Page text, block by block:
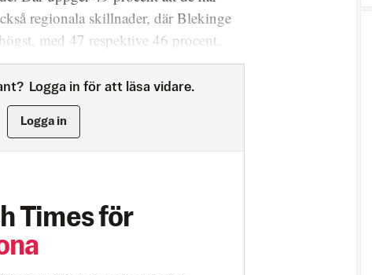
regionala skillnader, där Blekinge
med 47 respektive 46 procent.
Logga in för att läsa vidare.
Logga in
Times för